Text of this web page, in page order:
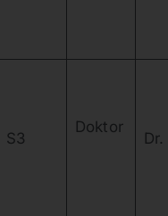
S3
Doktor
Dr.